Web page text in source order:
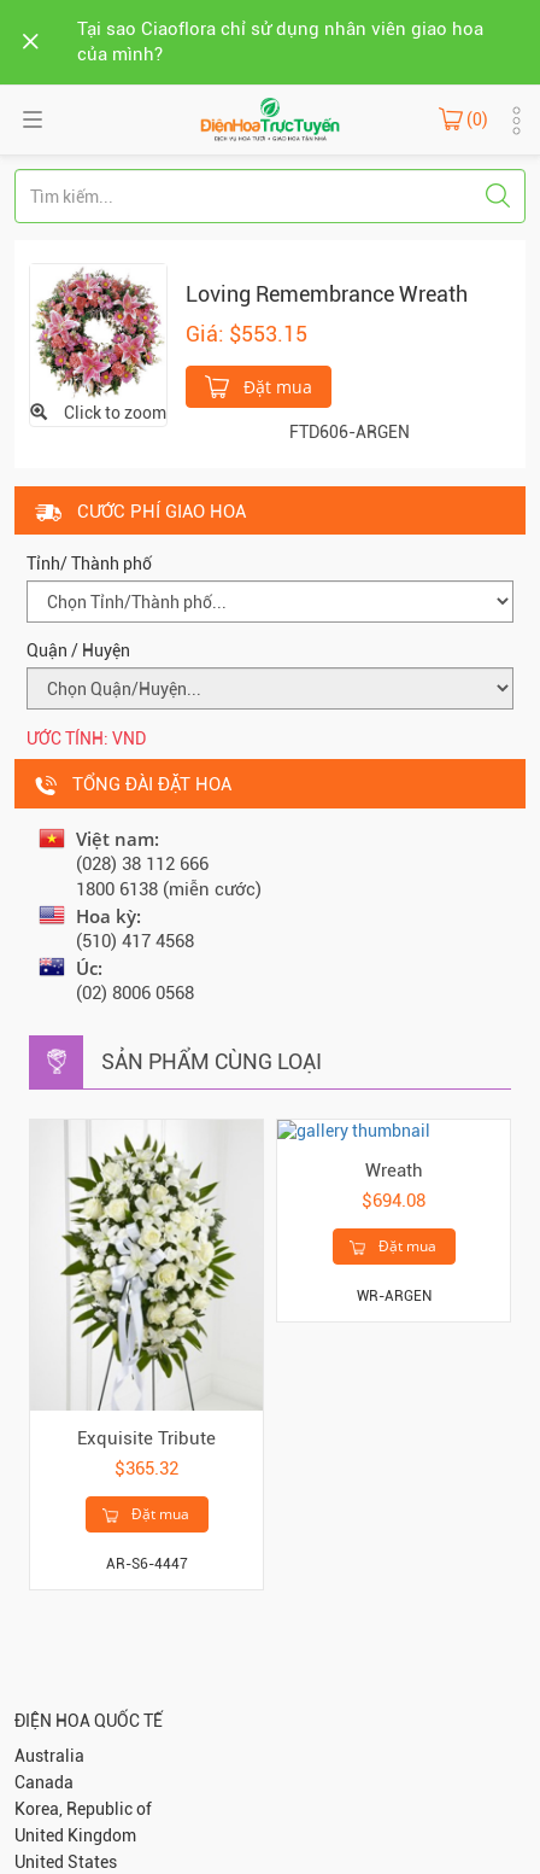
Tại sao Ciaoflora chỉ sử dụng nhân viên giao hoa
của mình?
(0)
Click to zoom
Loving Remembrance Wreath
Giá: $553.15
Đặt mua
FTD606-ARGEN
CƯỚC PHÍ GIAO HOA
Tỉnh/ Thành phố
Quận / Huyện
ƯỚC TÍNH: VND
TỔNG ĐÀI ĐẶT HOA
Việt nam:
(028) 38 112 666
1800 6138 (miễn cước)
Hoa kỳ:
(510) 417 4568
Úc:
(02) 8006 0568
SẢN PHẨM CÙNG LOẠI
Exquisite Tribute
$365.32
Đặt mua
AR-S6-4447
Wreath
$694.08
Đặt mua
WR-ARGEN
ĐIỆN HOA QUỐC TẾ
Australia
Canada
Korea, Republic of
United Kingdom
United States